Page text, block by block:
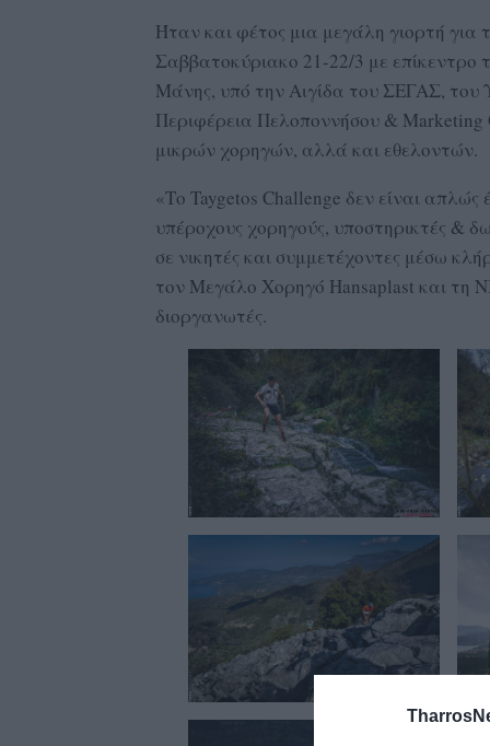
Ήταν και φέτος μια μεγάλη γιορτή για
Σαββατοκύριακο 21-22/3 με
Μάνης, υπό την Αιγίδα του ΣΕΓΑΣ, του
Περιφέρεια Πελοποννήσου & Marketing
μικρών χορηγών, αλλά και εθελοντών.
«Το Taygetos Challenge δεν είναι
υπέροχους χορηγούς, υποστηρικτές &
σε νικητές και συμμετέχοντες μέσω
τον Μεγάλο Χορηγό Hansaplast και τη
διοργανωτές.